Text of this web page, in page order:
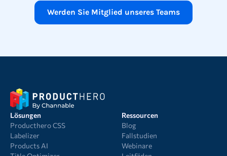
Werden Sie Mitglied unseres Teams
Lösungen
Producthero CSS
Labelizer
Products AI
Ressourcen
Blog
Fallstudien
Webinare